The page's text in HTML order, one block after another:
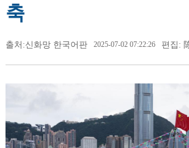
축
출처:신화망 한국어판 2025-07-02 07:22:26 편집: